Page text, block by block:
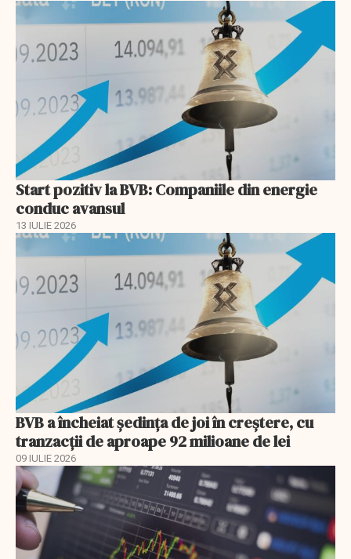
Start pozitiv la BVB: Companiile din energie
conduc avansul
13 IULIE 2026
BVB a încheiat ședința de joi în creștere, cu
tranzacții de aproape 92 milioane de lei
09 IULIE 2026